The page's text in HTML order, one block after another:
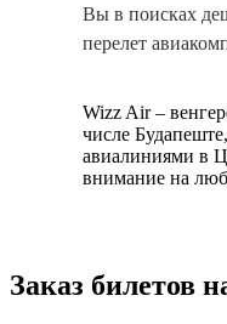
Вы в поисках
перелет
Wizz Air –
числе
авиалиниями в
внимание на
Заказ билетов